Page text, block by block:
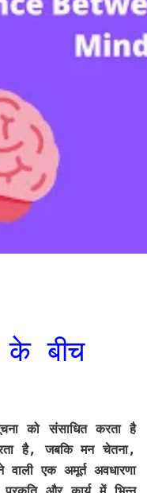
के बीच
को संसाधित करता है
है, जबकि मन चेतना,
वाली एक अमूर्त अवधारणा